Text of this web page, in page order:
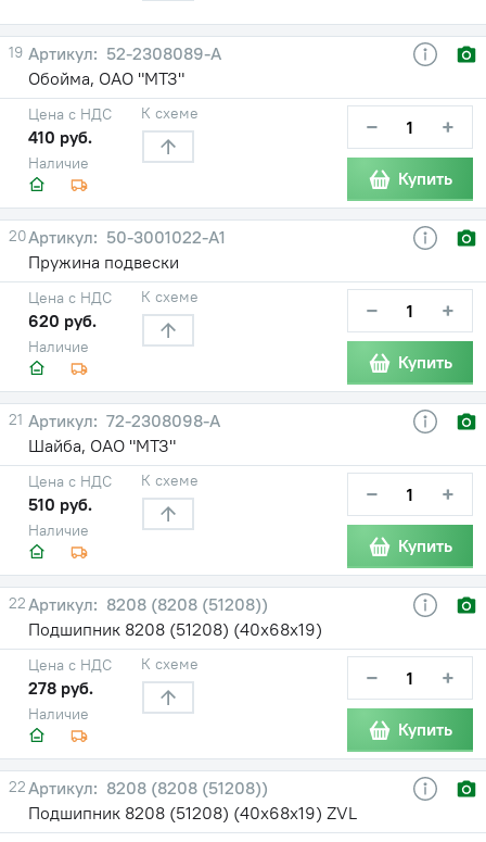
19
52-2308089-А
Обойма, ОАО "МТЗ"
Наличие
Цена с НДС
410 руб.
К схеме − +
Купить
20
50-3001022-А1
Пружина подвески
Наличие
Цена с НДС
620 руб.
К схеме − +
Купить
21
72-2308098-А
Шайба, ОАО "МТЗ"
Наличие
Цена с НДС
510 руб.
К схеме − +
Купить
22
8208 (8208 (51208))
Подшипник 8208 (51208) (40х68х19)
Наличие
Цена с НДС
278 руб.
К схеме − +
Купить
22
8208 (8208 (51208))
Подшипник 8208 (51208) (40х68х19) ZVL